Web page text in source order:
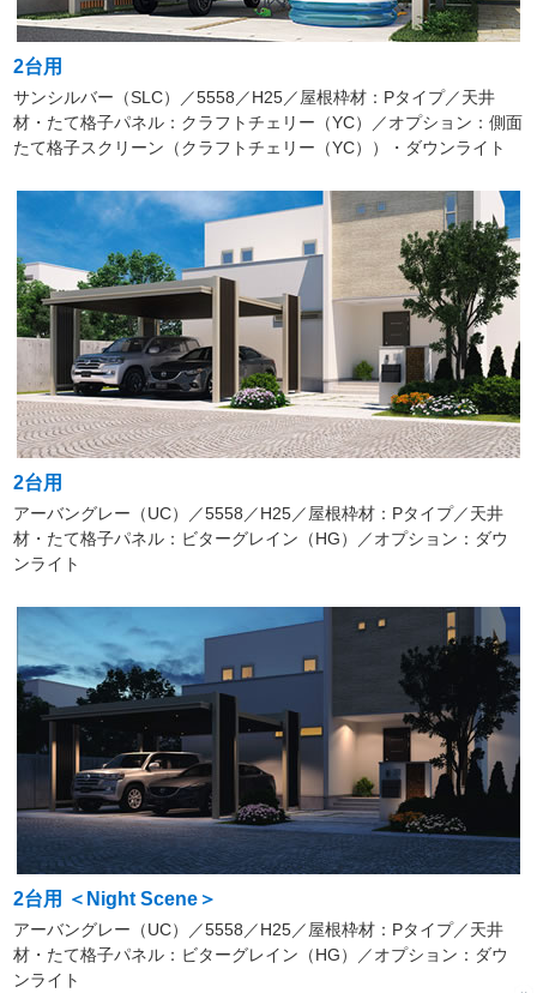
2台用
サンシルバー（SLC）／5558／H25／屋根枠材：Pタイプ／天井
材・たて格子パネル：クラフトチェリー（YC）／オプション：側面
たて格子スクリーン（クラフトチェリー（YC））・ダウンライト
2台用
アーバングレー（UC）／5558／H25／屋根枠材：Pタイプ／天井
材・たて格子パネル：ビターグレイン（HG）／オプション：ダウ
ンライト
2台用 ＜Night Scene＞
アーバングレー（UC）／5558／H25／屋根枠材：Pタイプ／天井
材・たて格子パネル：ビターグレイン（HG）／オプション：ダウ
ンライト